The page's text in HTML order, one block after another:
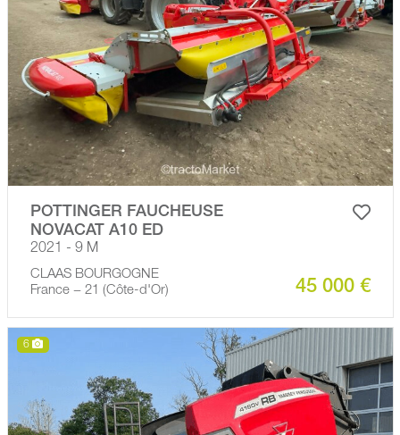
POTTINGER FAUCHEUSE
NOVACAT A10 ED
2021 - 9 M
CLAAS BOURGOGNE
France − 21 (Côte-d'Or)
45 000 €
6